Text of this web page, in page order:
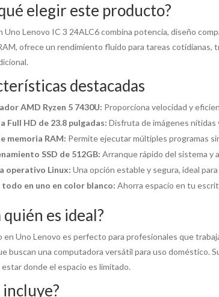
elegir este producto?
Uno Lenovo IC 3 24ALC6 combina potencia, diseño
ofrece un rendimiento fluido para tareas
destacadas
AMD Ryzen 5 7430U: Proporciona velocidad y
Full HD de 23.8 pulgadas: Disfruta de imágenes nítidas
memoria RAM: Permite ejecutar múltiples programas
SSD de 512GB: Arranque rápido del sistema y
operativo Linux: Una opción estable y segura, ideal
todo en uno en color blanco: Ahorra espacio en tu
quién es ideal?
en Uno Lenovo es perfecto para profesionales que
buscan una computadora versátil para uso doméstico.
estar donde el espacio es limitado.
incluye?